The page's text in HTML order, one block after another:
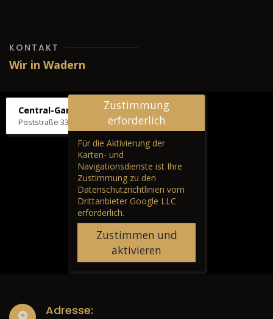
KONTAKT
Wir in Wadern
Central-Garage H. Wilhelm
Poststraße 33, 66687 Wadern
Zustimmung
erforderlich
Für die Aktivierung der
Karten- und
Navigationsdienste ist Ihre
Zustimmung zu den
Datenschutzrichtlinien vom
Drittanbieter Google LLC
erforderlich.
Zustimmen und
aktivieren
Adresse: